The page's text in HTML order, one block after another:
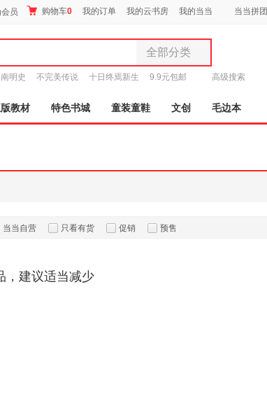
员 购物车0 我的订单 我的云书房 我的当当 当当拼团
全部分类
全部分类
图书
电子书
时尚美妆
孕婴服饰
南明史 不完美传说 十日终焉新生 9.9元包邮 高级搜索
教材 特色书城 童装童鞋 文创 毛边本
当当自营 只看有货 促销 预售
，建议适当减少